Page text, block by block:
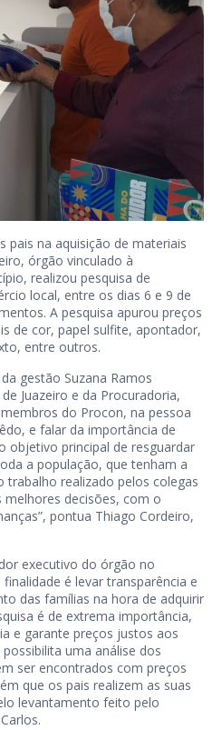
pais na aquisição de materiais
órgão vinculado à
realizou pesquisa de
local, entre os dias 6 e 9 de
A pesquisa apurou preços
de cor, papel sulfite, apontador,
entre outros.
gestão Suzana Ramos
Juazeiro e da Procuradoria,
do Procon, na pessoa
e falar da importância de
objetivo principal de resguardar
a população, que tenham a
trabalho realizado pelos colegas
decisões, com o
pontua Thiago Cordeiro,
executivo do órgão no
é levar transparência e
das famílias na hora de adquirir
é de extrema importância,
e garante preços justos aos
uma análise dos
ser encontrados com preços
que os pais realizem as suas
levantamento feito pelo